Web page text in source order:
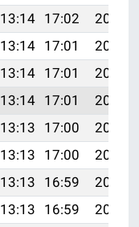
13:14 17:02
20:14
13:14 17:01
20:13
13:14 17:01
20:12
13:14 17:01
20:11
13:13 17:00
20:10
13:13 17:00
20:08
13:13 16:59
20:07
13:13 16:59
20:06